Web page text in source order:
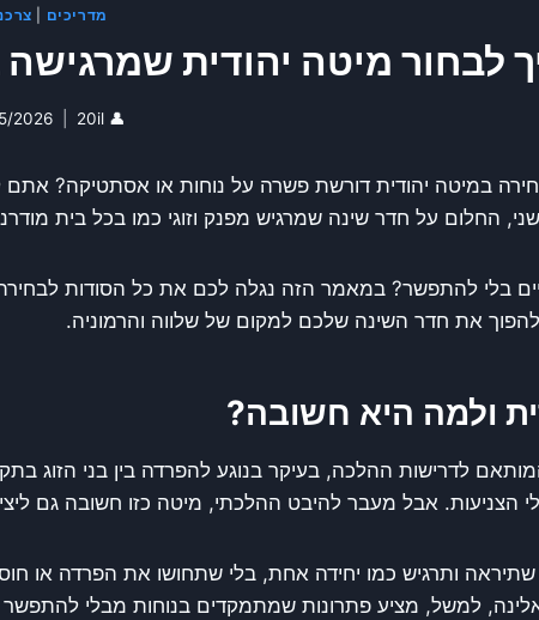
מדריכים
לבחור מיטה יהודית שמרגישה
👤
20il
2026
במיטה יהודית דורשת פשרה על נוחות או אסתטיקה? אתם
החלום על חדר שינה שמרגיש מפנק וזוגי כמו בכל בית
בלי להתפשר? במאמר הזה נגלה לכם את כל הסודות
להפוך את חדר השינה שלכם למקום של שלווה והרמוניה.
ולמה היא חשובה?
לדרישות ההלכה, בעיקר בנוגע להפרדה בין בני הזוג
הצניעות. אבל מעבר להיבט ההלכתי, מיטה כזו חשובה גם
ותרגיש כמו יחידה אחת, בלי שתחושו את הפרדה או
אלינה, למשל, מציע פתרונות שמתמקדים בנוחות מבלי